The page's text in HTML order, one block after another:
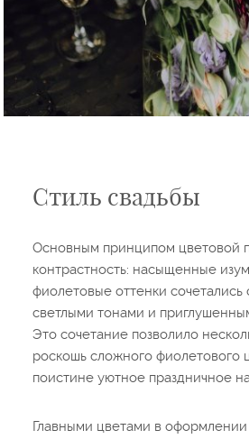
Стиль свадьбы
Основным принципом цветовой
контрастность: насыщенные
фиолетовые оттенки
светлыми тонами и
Это сочетание позволило
роскошь сложного фиолетового
поистине уютное праздничное
Главными цветами в